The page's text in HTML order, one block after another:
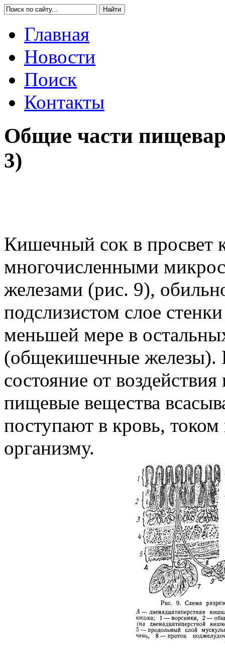
Главная
Новости
Поиск
Контакты
Общие части
3)
Кишечный сок в просвет
многочисленными
железами (рис. 9),
подслизистом слое
меньшей мере в
(общекишечные железы).
состояние от
пищевые вещества
поступают в кровь, током
организму.